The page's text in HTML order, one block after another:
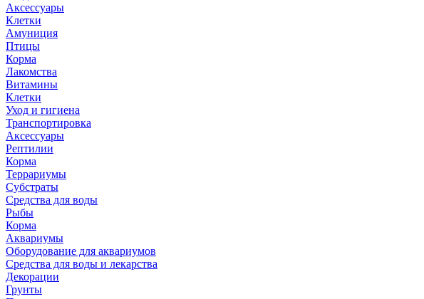
Аксессуары
Клетки
Амуниция
Птицы
Корма
Лакомства
Витамины
Клетки
Уход и гигиена
Транспортировка
Аксессуары
Рептилии
Корма
Террариумы
Субстраты
Средства для воды
Рыбы
Корма
Аквариумы
Оборудование для аквариумов
Средства для воды и лекарства
Декорации
Грунты